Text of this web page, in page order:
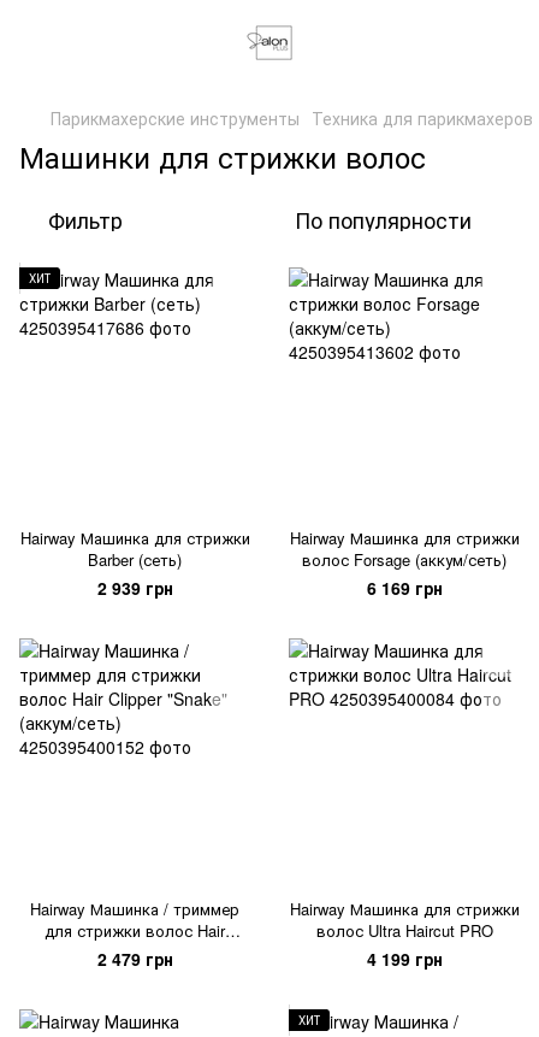
Парикмахерские инструменты Техника для парикмахеров
Машинки для стрижки волос
Фильтр По популярности
ХИТ
Hairway Машинка для стрижки
Barber (сеть)
2 939 грн
Hairway Машинка для стрижки
волос Forsage (аккум/сеть)
6 169 грн
Hairway Машинка / триммер
для стрижки волос Hair
Clipper "Snake" (аккум/сеть)
2 479 грн
Hairway Машинка для стрижки
волос Ultra Haircut PRO
4 199 грн
ХИТ